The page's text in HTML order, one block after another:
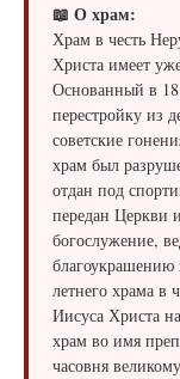
📖 О храм:
Храм в честь
Христа имеет
Основанный в
перестройку из
советские
храм был
отдан под
передан Церкви
богослужение,
летнего храма в
Иисуса Христа
храм во имя
часовня